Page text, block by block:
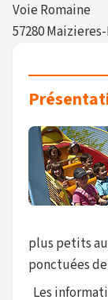
Voie Romaine
57280
plus petits
ponctuées
Les